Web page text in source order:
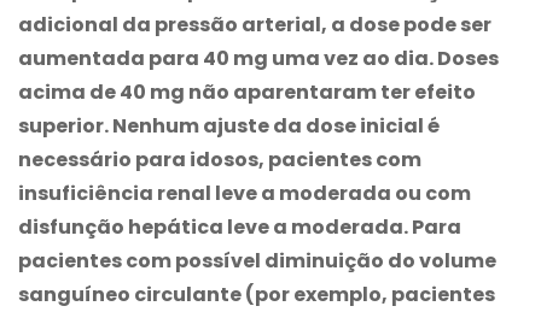
adicional da pressão arterial, a dose pode ser
aumentada para 40 mg uma vez ao dia. Doses
acima de 40 mg não aparentaram ter efeito
superior. Nenhum ajuste da dose inicial é
necessário para idosos, pacientes com
insuficiência renal leve a moderada ou com
disfunção hepática leve a moderada. Para
pacientes com possível diminuição do volume
sanguíneo circulante (por exemplo, pacientes